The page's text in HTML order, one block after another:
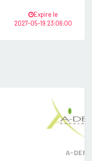
Expire le
2027-05-19 23:06:00
A-